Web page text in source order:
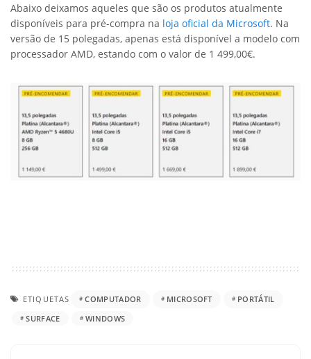
Abaixo deixamos aqueles que são os produtos atualmente
disponíveis para pré-compra na loja oficial da Microsoft. Na
versão de 15 polegadas, apenas está disponível a modelo com
processador AMD, estando com o valor de 1 499,00€.
ETIQUETAS COMPUTADOR MICROSOFT
PORTÁTIL
SURFACE
WINDOWS